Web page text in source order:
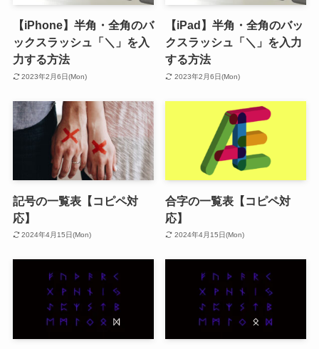
【iPhone】半角・全角のバ
ックスラッシュ「＼」を入
力する方法
2023年2月6日(Mon)
【iPad】半角・全角のバッ
クスラッシュ「＼」を入力
する方法
2023年2月6日(Mon)
記号の一覧表【コピペ対
応】
2024年4月15日(Mon)
合字の一覧表【コピペ対
応】
2024年4月15日(Mon)